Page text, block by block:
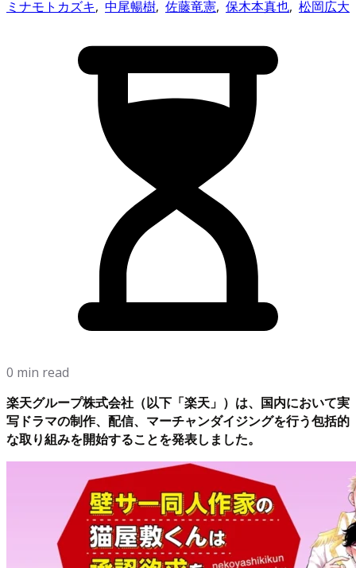
ミナモトカズキ, 中尾暢樹, 佐藤竜憲, 保木本真也, 松岡広大
0 min read
楽天グループ株式会社（以下「楽天」）は、国内において実
写ドラマの制作、配信、マーチャンダイジングを行う包括的
な取り組みを開始することを発表しました。